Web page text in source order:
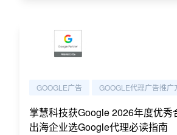
GOOGLE广告 GOOGLE代理广告推广
掌慧科技获Google 2026年度优秀
出海企业选Google代理必读指南